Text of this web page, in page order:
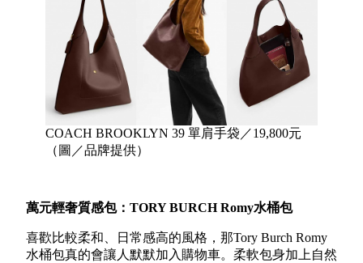
COACH BROOKLYN 39 單肩手袋／19,800元
（圖／品牌提供）
萬元輕奢質感包： TORY BURCH Romy水桶包
喜歡比較柔和、日常感高的風格，那Tory Burch Romy
水桶包真的會讓人默默加入購物車。柔軟包身加上自然